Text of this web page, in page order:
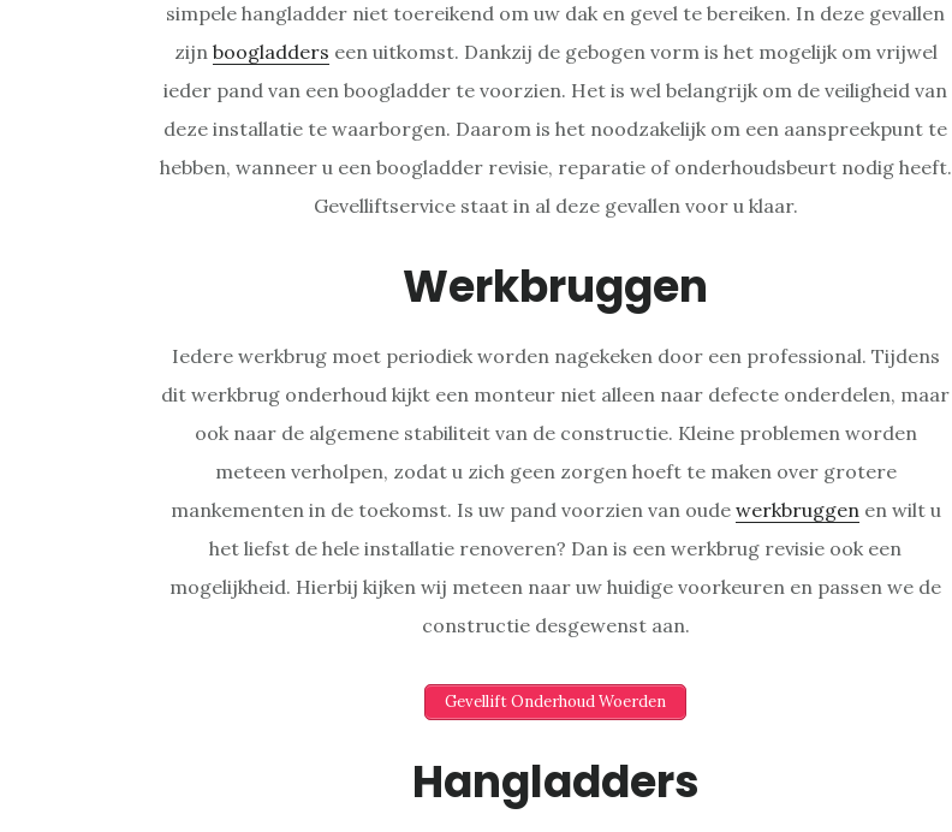
simpele hangladder niet toereikend om uw dak en gevel te bereiken. In deze gevallen
zijn boogladders een uitkomst. Dankzij de gebogen vorm is het mogelijk om vrijwel
ieder pand van een boogladder te voorzien. Het is wel belangrijk om de veiligheid van
deze installatie te waarborgen. Daarom is het noodzakelijk om een aanspreekpunt te
hebben, wanneer u een boogladder revisie, reparatie of onderhoudsbeurt nodig heeft.
Gevelliftservice staat in al deze gevallen voor u klaar.
Werkbruggen
Iedere werkbrug moet periodiek worden nagekeken door een professional. Tijdens
dit werkbrug onderhoud kijkt een monteur niet alleen naar defecte onderdelen, maar
ook naar de algemene stabiliteit van de constructie. Kleine problemen worden
meteen verholpen, zodat u zich geen zorgen hoeft te maken over grotere
mankementen in de toekomst. Is uw pand voorzien van oude werkbruggenen wilt u
het liefst de hele installatie renoveren? Dan is een werkbrug revisie ook een
mogelijkheid. Hierbij kijken wij meteen naar uw huidige voorkeuren en passen we de
constructie desgewenst aan.
Gevellift Onderhoud Woerden
Hangladders